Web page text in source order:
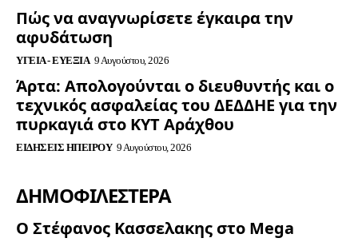
Πώς να αναγνωρίσετε έγκαιρα την
αφυδάτωση
ΥΓΕΊΑ - ΕΥΕΞΊΑ 9 Αυγούστου, 2026
Άρτα: Απολογούνται ο διευθυντής και ο
τεχνικός ασφαλείας του ΔΕΔΔΗΕ για την
πυρκαγιά στο ΚΥΤ Αράχθου
ΕΙΔΉΣΕΙΣ ΗΠΕΊΡΟΥ 9 Αυγούστου, 2026
ΔΗΜΟΦΙΛΈΣΤΕΡΑ
Ο Στέφανος Κασσελακης στο Mega